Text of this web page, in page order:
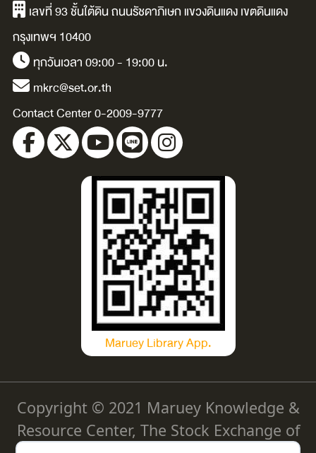
เลขที่ 93 ชั้นใต้ดิน ถนนรัชดาภิเษก แขวงดินแดง เขตดินแดง
กรุงเทพฯ 10400
ทุกวันเวลา 09:00 - 19:00 น.
mkrc@set.or.th
Contact Center 0-2009-9777
Maruey Library App.
Copyright © 2021 Maruey Knowledge &
Resource Center, The Stock Exchange of